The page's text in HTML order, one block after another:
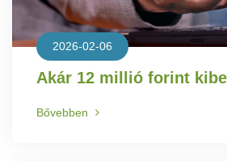
2026-02-06
Akár 12 millió forint
Bővebben